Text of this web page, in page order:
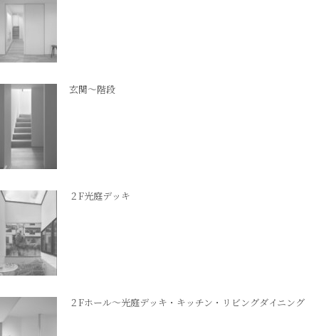
玄関～階段
２F光庭デッキ
２Fホール～光庭デッキ・キッチン・リビングダイニング